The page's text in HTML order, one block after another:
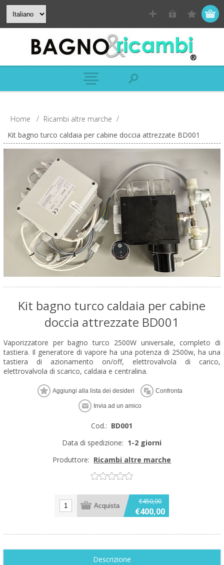
Home / Ricambi altre marche /
Kit bagno turco caldaia per cabine doccia attrezzate BD001
Kit bagno turco caldaia per cabine
doccia attrezzate BD001
Vaporizzatore per bagno turco 2500W universale, completo di
tastiera. Il generatore di vapore ha una potenza di 2500w, ha una
tastiera di azionamento on/off, elettrovalvola di carico,
elettrovalvola di scarico, caldaia e centralina.
Cod.: BD001
Data di spedizione: 1-2 giorni
Produttore: Ricambi altre marche
€450,00
€400,00
Descrizione